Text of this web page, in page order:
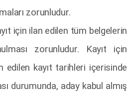
zorunludur.
için ilan edilen tüm belgelerin
zorunludur. Kayıt için
edilen kayıt tarihleri içerisinde
durumunda, aday kabul almış